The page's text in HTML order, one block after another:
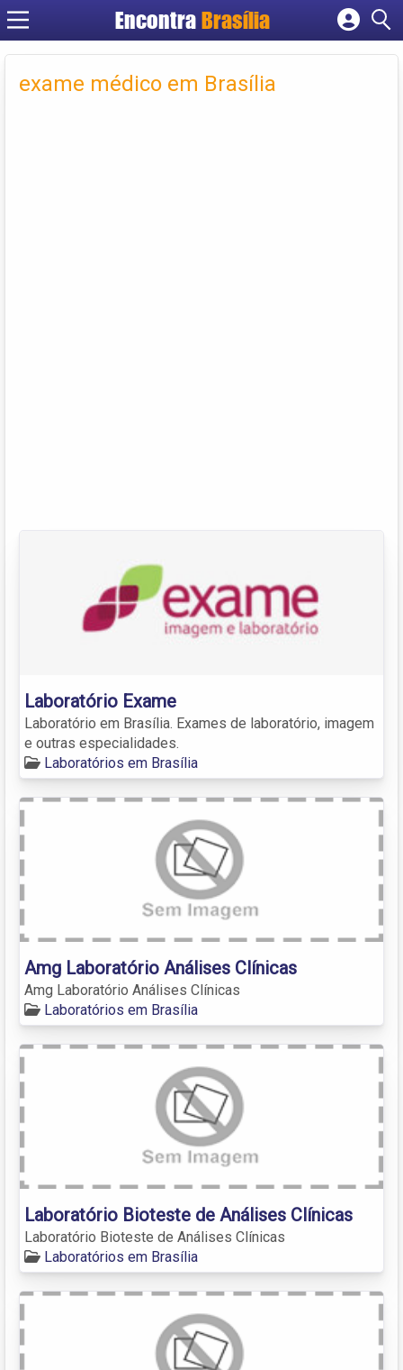
EncontraBrasília
Cadastrar empresa
Criar conta
exame médico em Brasília
Laboratório Exame
Laboratório em Brasília. Exames de laboratório, imagem
e outras especialidades.
Laboratórios em Brasília
Amg Laboratório Análises Clínicas
Amg Laboratório Análises Clínicas
Laboratórios em Brasília
Laboratório Bioteste de Análises Clínicas
Laboratório Bioteste de Análises Clínicas
Laboratórios em Brasília